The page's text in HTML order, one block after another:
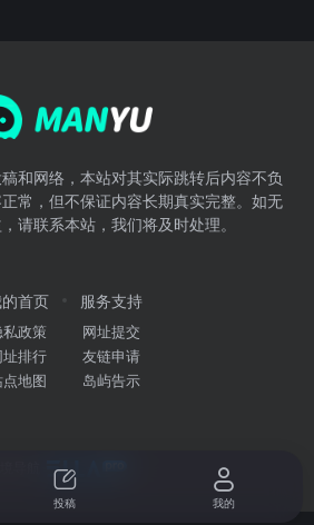
和网络，本站对其实际跳转后内容不负
常，但不保证内容长期真实完整。如无
请联系本站，我们将及时处理。
首页
私政策
址排行
地图
服务支持
网址提交
友链申请
岛屿告示
投稿 我的